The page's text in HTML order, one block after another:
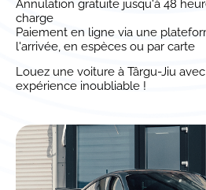
Annulation gratuite jusqu'à 48
charge
Paiement en ligne via une
l'arrivée, en espèces ou par carte
Louez une voiture à Târgu-Jiu
expérience inoubliable !